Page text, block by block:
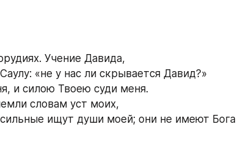
Учение Давида,
«не у нас ли скрывается Давид?»
и силою Твоею суди меня.
словам уст моих,
ищут души моей; они не имеют Бога